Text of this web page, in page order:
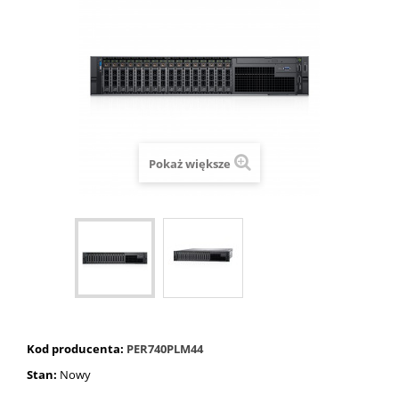
Pokaż większe
Kod producenta: PER740PLM44
Stan: Nowy